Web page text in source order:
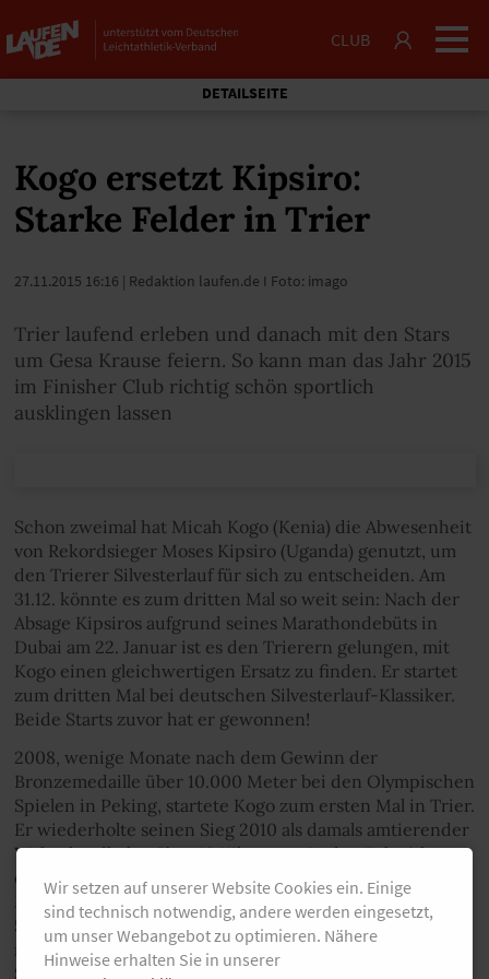
CLUB
DETAILSEITE
Kogo ersetzt Kipsiro:
Starke Felder in Trier
27.11.2015 16:16 | Redaktion laufen.de I Foto: imago
Trier laufend erleben und danach mit den Stars
um Gesa Krause feiern. So kann man das Jahr 2015
im Finisher Club richtig schön sportlich
ausklingen lassen
Schon zweimal hat Micah Kogo (Kenia) die Abwesenheit
von Rekordsieger Moses Kipsiro (Uganda) genutzt, um
den Trierer Silvesterlauf für sich zu entscheiden. Am
31.12. könnte es zum dritten Mal so weit sein: Nach der
Absage Kipsiros aufgrund seines Marathondebüts in
Dubai am 22. Januar ist es den Trierern gelungen, mit
Kogo einen gleichwertigen Ersatz zu finden. Er startet
zum dritten Mal bei deutschen Silvesterlauf-Klassiker.
Beide Starts zuvor hat er gewonnen!
2008, wenige Monate nach dem Gewinn der
Bronzemedaille über 10.000 Meter bei den Olympischen
Spielen in Peking, startete Kogo zum ersten Mal in Trier.
Er wiederholte seinen Sieg 2010 als damals amtierender
Weltrekordhalterüber 10 Kilometer. In den Folgejahren
entwickelte er sich zu einem Weltklasse-
Marathonläufer. Seine hervorragenden Zeiten über
5.000 Meter (13:00,77 min) und 10.000 Meter (26:35,63
min) waren die Grundlage für seine Bestzeit von 2:06:56
Stunden, die er 2013 in Chicago erzielte. Im Frühjahr
Wir setzen auf unserer Website Cookies ein. Einige
sind technisch notwendig, andere werden eingesetzt,
um unser Webangebot zu optimieren. Nähere
Hinweise erhalten Sie in unserer